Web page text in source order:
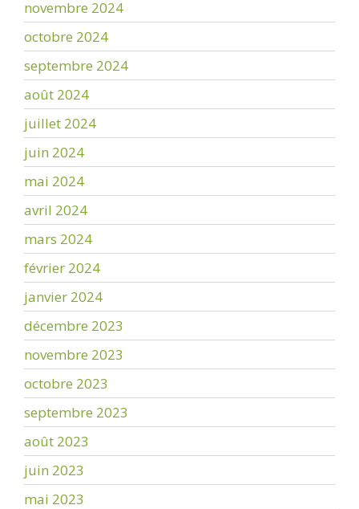
novembre 2024
octobre 2024
septembre 2024
août 2024
juillet 2024
juin 2024
mai 2024
avril 2024
mars 2024
février 2024
janvier 2024
décembre 2023
novembre 2023
octobre 2023
septembre 2023
août 2023
juin 2023
mai 2023